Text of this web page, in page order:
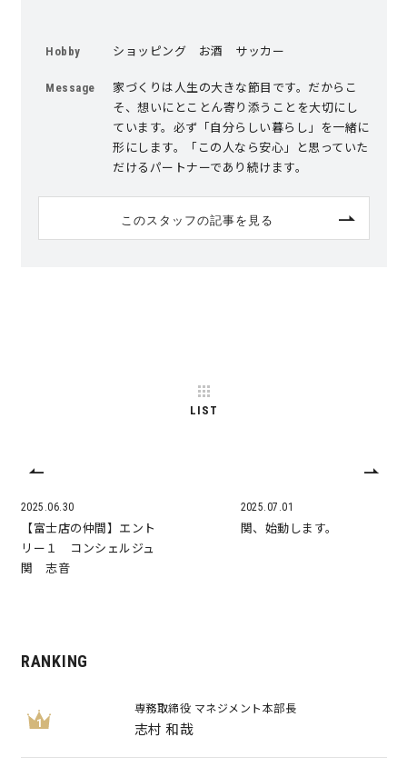
Hobby ショッピング お酒 サッカー
Message
家づくりは人生の大きな節目です。だからこ
そ、想いにとことん寄り添うことを大切にし
ています。必ず「自分らしい暮らし」を一緒に
形にします。「この人なら安心」と思っていた
だけるパートナーであり続けます。
このスタッフの記事を見る
2025.06.30
【富士店の仲間】エント
リー１ コンシェルジュ
関 志音
LIST
2025.07.01
関、始動します。
RANKING
1
専務取締役 マネジメント本部長
志村 和哉